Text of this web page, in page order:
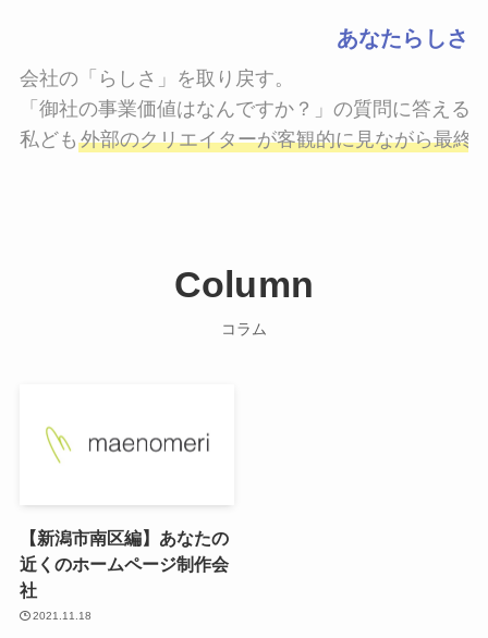
あなたらしさ
会社の「らしさ」を取り戻す。
「御社の事業価値はなんですか？」の質問に答える
私ども 外部のクリエイターが客観的に見ながら最終
Column
コラム
【新潟市南区編】あなたの
近くのホームページ制作会
社
2021.11.18